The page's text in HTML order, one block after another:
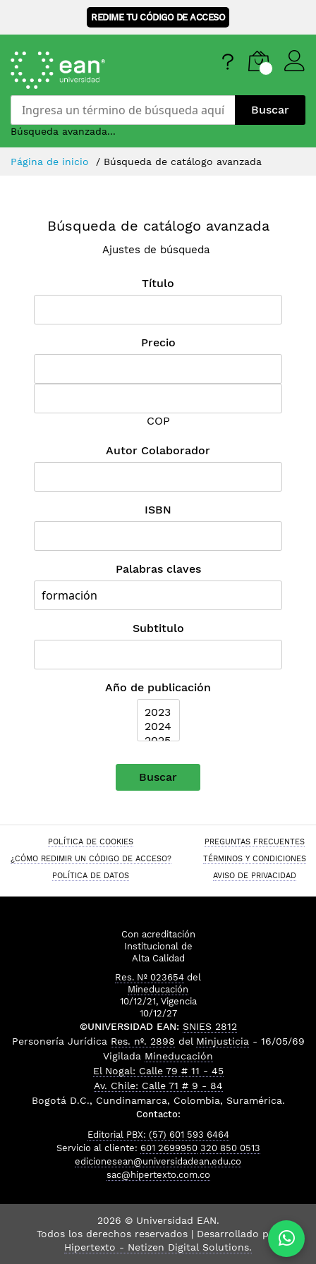
REDIME TU CÓDIGO DE ACCESO
Buscar
Búsqueda avanzada...
Skip
Página de inicio Búsqueda de catálogo avanzada
Búsqueda de catálogo avanzada
Ajustes de búsqueda
Título
Precio
COP
Autor Colaborador
ISBN
Palabras claves
Subtitulo
Año de publicación
Buscar
POLÍTICA DE COOKIES
PREGUNTAS FRECUENTES
¿CÓMO REDIMIR UN CÓDIGO DE ACCESO?
TÉRMINOS Y CONDICIONES
POLÍTICA DE DATOS
AVISO DE PRIVACIDAD
Con acreditación
Institucional de
Alta Calidad
Res. Nº 023654 del
Mineducación
10/12/21, Vigencia
10/12/27
©UNIVERSIDAD EAN: SNIES 2812
Personería Jurídica Res. nº. 2898 del Minjusticia - 16/05/69
Vigilada Mineducación
El Nogal: Calle 79 # 11 - 45
Av. Chile: Calle 71 # 9 - 84
Bogotá D.C., Cundinamarca, Colombia, Suramérica.
Contacto:
Editorial PBX: (57) 601 593 6464
Servicio al cliente: 601 2699950 320 850 0513
edicionesean@universidadean.edu.co
sac@hipertexto.com.co
2026 © Universidad EAN.
Todos los derechos reservados | Desarrollado por
Hipertexto - Netizen Digital Solutions.